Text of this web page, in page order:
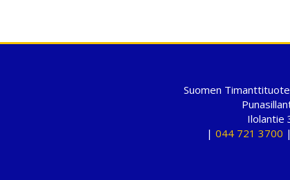
Suomen
Ilolantie
| 044 721 3700